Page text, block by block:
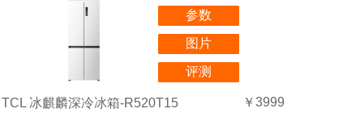
参数
图片
评测
TCL 冰麒麟深冷冰箱-R520T15 ￥3999